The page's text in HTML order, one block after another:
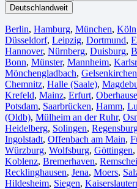
Deutschlandweit
Berlin⁠, Hamburg, München, Köln⁠
Düsseldorf, Leipzig, Dortmund,
Hannover, Nürnberg, Duisburg⁠,
Bonn⁠, Münster⁠, Mannheim,
Mönchengladbach⁠, Gelsenkirchen⁠
Chemnitz⁠, Halle (Saale)⁠,
Krefeld⁠, Mainz⁠, Erfurt,
Potsdam, Saarbrücken⁠, Hamm,
(Oldb), Mülheim an der Ruhr,
Heidelberg, Solingen,
Ingolstadt, Offenbach am Main,
Würzburg, Wolfsburg⁠, Göttingen,
Koblenz, Bremerhaven⁠,
Recklinghausen, Jena⁠, Moers⁠,
Hildesheim⁠, Siegen⁠,